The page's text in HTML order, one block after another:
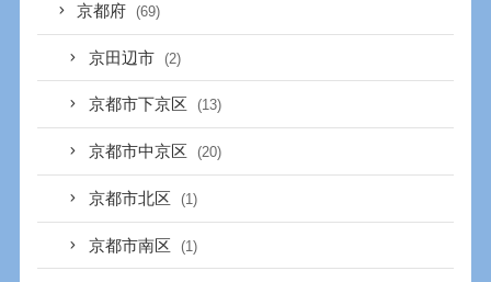
京都府 (69)
京田辺市 (2)
京都市下京区 (13)
京都市中京区 (20)
京都市北区 (1)
京都市南区 (1)